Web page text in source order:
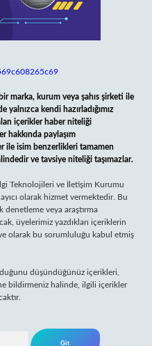
marka, kurum veya şahıs şirketi ile
yalnızca kendi hazırladığımız
içerikler haber niteliği
hakkında paylaşım
ile isim benzerlikleri tamamen
ve tavsiye niteliği taşımazlar.
Teknolojileri ve İletişim Kurumu
olarak hizmet vermektedir. Bu
veya araştırma
üyelerimiz yazdıkları içeriklerin
olarak bu sorumluluğu kabul etmiş
düşündüğünüz içerikleri,
bildirmeniz halinde, ilgili içerikler